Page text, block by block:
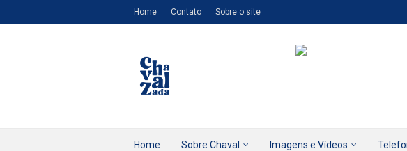
Home Contato Sobre o site
Home Sobre Chaval Imagens e Vídeos